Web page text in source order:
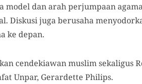
model dan arah perjumpaan
Diskusi juga berusaha
ke depan.
cendekiawan muslim sekaligus
Unpar, Gerardette Philips.